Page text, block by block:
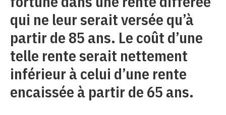
qui ne leur serait versée qu’à
partir de 85 ans. Le coût d’une
telle rente serait nettement
inférieur à celui d’une rente
encaissée à partir de 65 ans.